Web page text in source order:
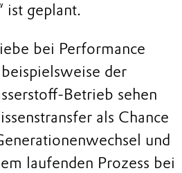
ist geplant.
bei Performance
der
Betrieb sehen
als Chance
und
laufenden Prozess bei